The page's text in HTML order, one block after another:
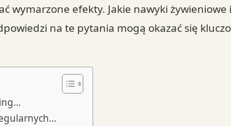
wymarzone efekty. Jakie nawyki żywieniowe
na te pytania mogą okazać się